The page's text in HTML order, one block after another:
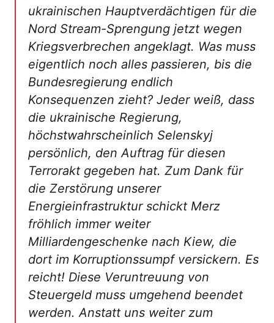
ukrainischen Hauptverdächtigen für die
Nord Stream-Sprengung jetzt wegen
Kriegsverbrechen angeklagt. Was muss
eigentlich noch alles passieren, bis die
Bundesregierung endlich
Konsequenzen zieht? Jeder weiß, dass
die ukrainische Regierung,
höchstwahrscheinlich Selenskyj
persönlich, den Auftrag für diesen
Terrorakt gegeben hat. Zum Dank für
die Zerstörung unserer
Energieinfrastruktur schickt Merz
fröhlich immer weiter
Milliardengeschenke nach Kiew, die
dort im Korruptionssumpf versickern. Es
reicht! Diese Veruntreuung von
Steuergeld muss umgehend beendet
werden. Anstatt uns weiter zum